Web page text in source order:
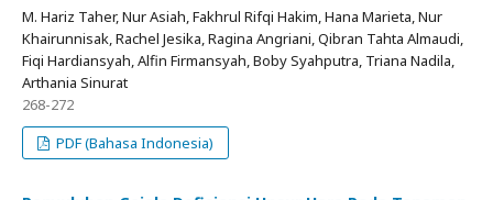
M. Hariz Taher, Nur Asiah, Fakhrul Rifqi Hakim, Hana Marieta, Nur
Khairunnisak, Rachel Jesika, Ragina Angriani, Qibran Tahta Almaudi,
Fiqi Hardiansyah, Alfin Firmansyah, Boby Syahputra, Triana Nadila,
Arthania Sinurat
268-272
PDF (Bahasa Indonesia)